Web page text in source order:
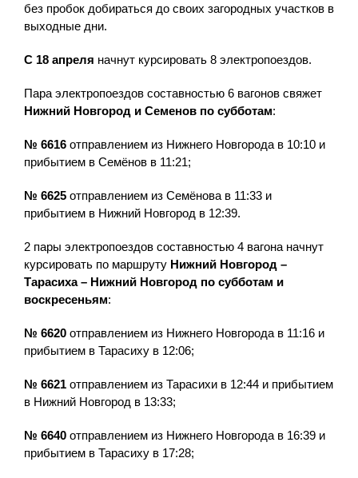
без пробок добираться до своих загородных участков в
выходные дни.
С 18 апреля начнут курсировать 8 электропоездов.
Пара электропоездов составностью 6 вагонов свяжет
Нижний Новгород и Семенов по субботам:
№ 6616 отправлением из Нижнего Новгорода в 10:10 и
прибытием в Семёнов в 11:21;
№ 6625 отправлением из Семёнова в 11:33 и
прибытием в Нижний Новгород в 12:39.
2 пары электропоездов составностью 4 вагона начнут
курсировать по маршруту Нижний Новгород –
Тарасиха – Нижний Новгород по субботам и
воскресеньям:
№ 6620 отправлением из Нижнего Новгорода в 11:16 и
прибытием в Тарасиху в 12:06;
№ 6621 отправлением из Тарасихи в 12:44 и прибытием
в Нижний Новгород в 13:33;
№ 6640 отправлением из Нижнего Новгорода в 16:39 и
прибытием в Тарасиху в 17:28;